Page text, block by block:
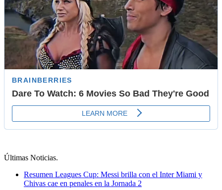
Últimas Noticias.
Resumen Leagues Cup: Messi brilla con el Inter Miami y
Chivas cae en penales en la Jornada 2